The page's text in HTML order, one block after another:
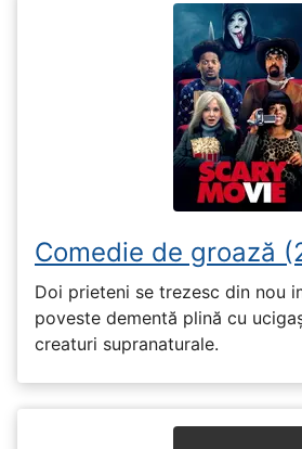
Comedie de groază
Doi prieteni se trezesc din nou
poveste dementă plină cu
creaturi supranaturale.